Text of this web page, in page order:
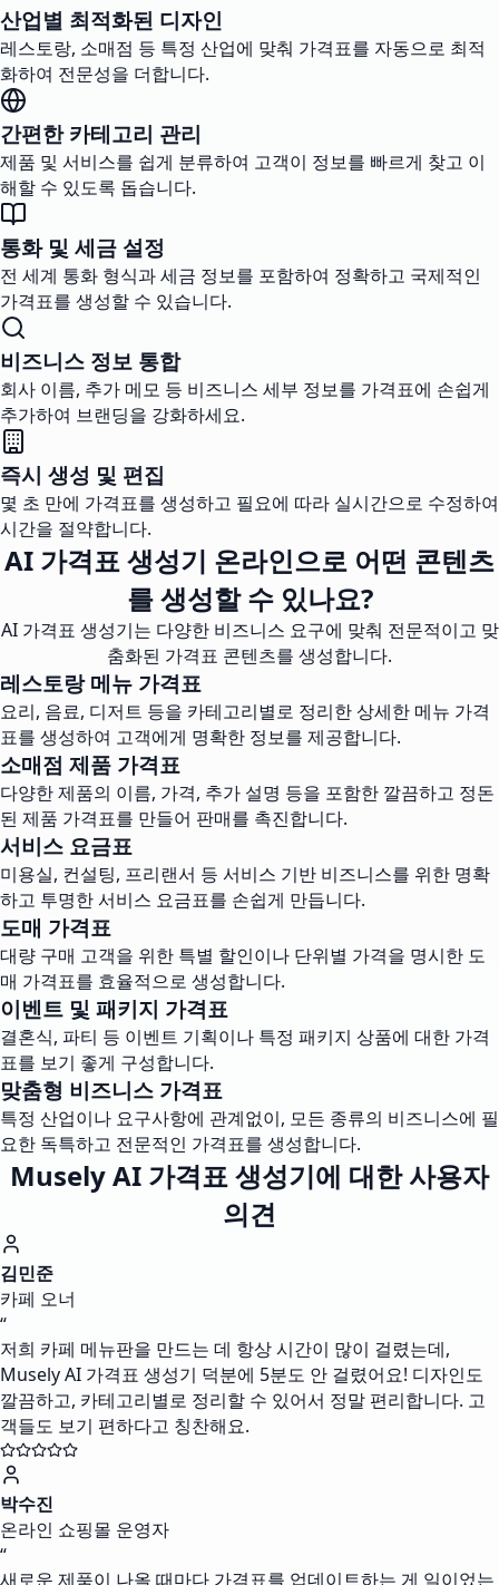
산업별 최적화된 디자인
레스토랑, 소매점 등 특정 산업에 맞춰 가격표를 자동으로 최적
화하여 전문성을 더합니다.
간편한 카테고리 관리
제품 및 서비스를 쉽게 분류하여 고객이 정보를 빠르게 찾고 이
해할 수 있도록 돕습니다.
통화 및 세금 설정
전 세계 통화 형식과 세금 정보를 포함하여 정확하고 국제적인
가격표를 생성할 수 있습니다.
비즈니스 정보 통합
회사 이름, 추가 메모 등 비즈니스 세부 정보를 가격표에 손쉽게
추가하여 브랜딩을 강화하세요.
즉시 생성 및 편집
몇 초 만에 가격표를 생성하고 필요에 따라 실시간으로 수정하여
시간을 절약합니다.
AI 가격표 생성기 온라인으로 어떤 콘텐츠
를 생성할 수 있나요?
AI 가격표 생성기는 다양한 비즈니스 요구에 맞춰 전문적이고 맞
춤화된 가격표 콘텐츠를 생성합니다.
레스토랑 메뉴 가격표
요리, 음료, 디저트 등을 카테고리별로 정리한 상세한 메뉴 가격
표를 생성하여 고객에게 명확한 정보를 제공합니다.
소매점 제품 가격표
다양한 제품의 이름, 가격, 추가 설명 등을 포함한 깔끔하고 정돈
된 제품 가격표를 만들어 판매를 촉진합니다.
서비스 요금표
미용실, 컨설팅, 프리랜서 등 서비스 기반 비즈니스를 위한 명확
하고 투명한 서비스 요금표를 손쉽게 만듭니다.
도매 가격표
대량 구매 고객을 위한 특별 할인이나 단위별 가격을 명시한 도
매 가격표를 효율적으로 생성합니다.
이벤트 및 패키지 가격표
결혼식, 파티 등 이벤트 기획이나 특정 패키지 상품에 대한 가격
표를 보기 좋게 구성합니다.
맞춤형 비즈니스 가격표
특정 산업이나 요구사항에 관계없이, 모든 종류의 비즈니스에 필
요한 독특하고 전문적인 가격표를 생성합니다.
Musely AI 가격표 생성기에 대한 사용자
의견
김민준
카페 오너
“
저희 카페 메뉴판을 만드는 데 항상 시간이 많이 걸렸는데,
Musely AI 가격표 생성기 덕분에 5분도 안 걸렸어요! 디자인도
깔끔하고, 카테고리별로 정리할 수 있어서 정말 편리합니다. 고
객들도 보기 편하다고 칭찬해요.
박수진
온라인 쇼핑몰 운영자
“
새로운 제품이 나올 때마다 가격표를 업데이트하는 게 일이었는